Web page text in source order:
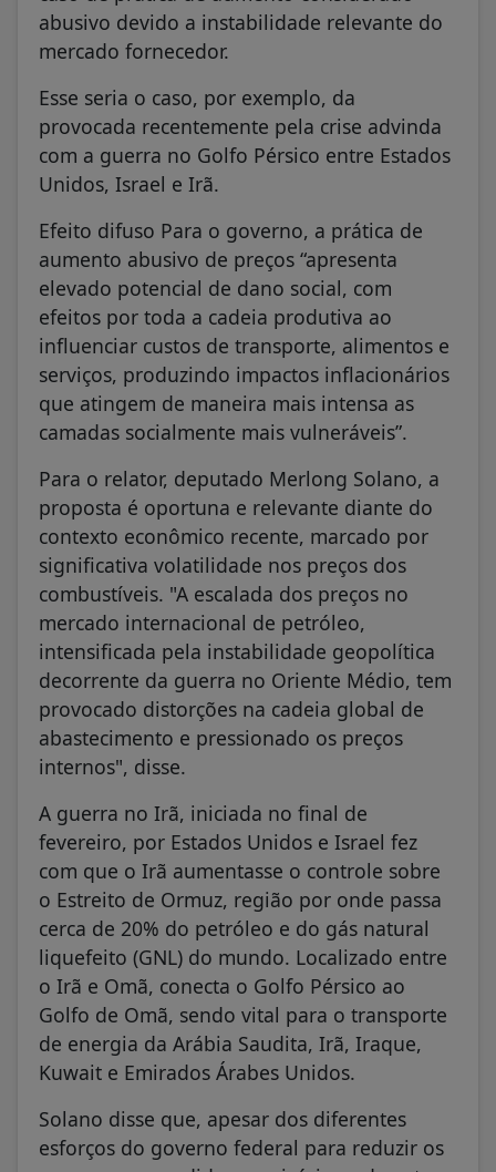
abusivo devido a instabilidade relevante do
mercado fornecedor.
Esse seria o caso, por exemplo, da
provocada recentemente pela crise advinda
com a guerra no Golfo Pérsico entre Estados
Unidos, Israel e Irã.
Efeito difuso Para o governo, a prática de
aumento abusivo de preços “apresenta
elevado potencial de dano social, com
efeitos por toda a cadeia produtiva ao
influenciar custos de transporte, alimentos e
serviços, produzindo impactos inflacionários
que atingem de maneira mais intensa as
camadas socialmente mais vulneráveis”.
Para o relator, deputado Merlong Solano, a
proposta é oportuna e relevante diante do
contexto econômico recente, marcado por
significativa volatilidade nos preços dos
combustíveis. "A escalada dos preços no
mercado internacional de petróleo,
intensificada pela instabilidade geopolítica
decorrente da guerra no Oriente Médio, tem
provocado distorções na cadeia global de
abastecimento e pressionado os preços
internos", disse.
A guerra no Irã, iniciada no final de
fevereiro, por Estados Unidos e Israel fez
com que o Irã aumentasse o controle sobre
o Estreito de Ormuz, região por onde passa
cerca de 20% do petróleo e do gás natural
liquefeito (GNL) do mundo. Localizado entre
o Irã e Omã, conecta o Golfo Pérsico ao
Golfo de Omã, sendo vital para o transporte
de energia da Arábia Saudita, Irã, Iraque,
Kuwait e Emirados Árabes Unidos.
Solano disse que, apesar dos diferentes
esforços do governo federal para reduzir os